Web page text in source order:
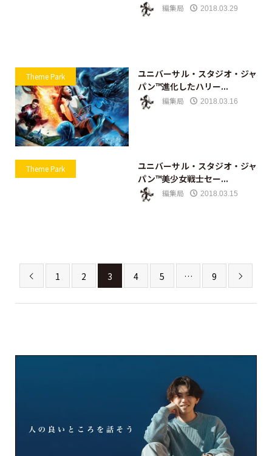
編集局 2018.03.29
Theme Park
ユニバーサル・スタジオ・ジャ
パン™進化したハリー...
編集局 2018.03.16
Theme Park
ユニバーサル・スタジオ・ジャ
パン™美少女戦士セー...
編集局 2018.03.15
 1 2 3 4 5 … 9 